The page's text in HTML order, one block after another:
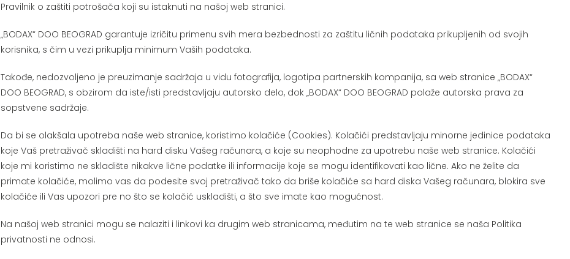
Pravilnik o zaštiti potrošača koji su istaknuti na našoj web stranici.
„BODAX“ DOO BEOGRAD garantuje izričitu primenu svih mera bezbednosti za zaštitu ličnih podataka prikupljenih od svojih
korisnika, s čim u vezi prikuplja minimum Vaših podataka.
Takođe, nedozvoljeno je preuzimanje sadržaja u vidu fotografija, logotipa partnerskih kompanija, sa web stranice „BODAX“
DOO BEOGRAD, s obzirom da iste/isti predstavljaju autorsko delo, dok „BODAX“ DOO BEOGRAD polaže autorska prava za
sopstvene sadržaje.
Da bi se olakšala upotreba naše web stranice, koristimo kolačiće (Cookies). Kolačići predstavljaju minorne jedinice podataka
koje Vaš pretraživač skladišti na hard disku Vašeg računara, a koje su neophodne za upotrebu naše web stranice. Kolačići
koje mi koristimo ne skladište nikakve lične podatke ili informacije koje se mogu identifikovati kao lične. Ako ne želite da
primate kolačiće, molimo vas da podesite svoj pretraživač tako da briše kolačiće sa hard diska Vašeg računara, blokira sve
kolačiće ili Vas upozori pre no što se kolačić uskladišti, a što sve imate kao mogućnost.
Na našoj web stranici mogu se nalaziti i linkovi ka drugim web stranicama, međutim na te web stranice se naša Politika
privatnosti ne odnosi.